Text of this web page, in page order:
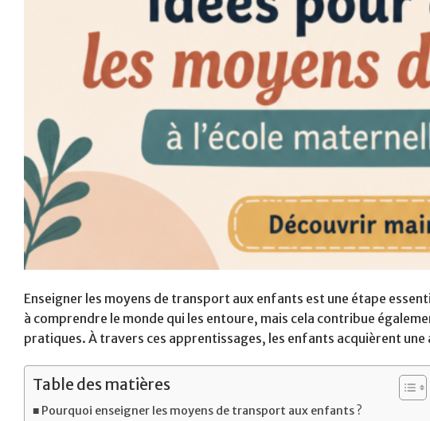
Enseigner les moyens de transport aux enfants est une étape
à comprendre le monde qui les entoure, mais cela contribue
pratiques. À travers ces apprentissages, les enfants acquièrent
Table des matières
Pourquoi enseigner les moyens de transport aux enfants ?